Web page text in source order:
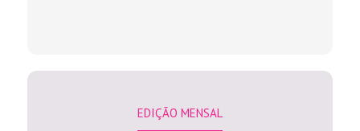
EDIÇÃO MENSAL